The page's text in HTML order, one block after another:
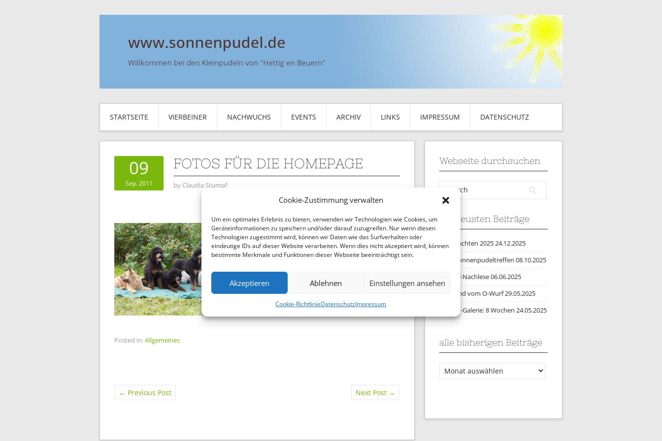
Cookie-Zustimmung verwalten
Um ein optimales Erlebnis zu bieten, verwenden wir Technologien wie Cookies, um
Geräteinformationen zu speichern und/oder darauf zuzugreifen. Nur wenn diesen
Technologien zugestimmt wird, können wir Daten wie das Surfverhalten oder
eindeutige IDs auf dieser Website verarbeiten. Wenn dies nicht akzeptiert wird, können
bestimmte Merkmale und Funktionen dieser Webseite beeinträchtigt sein.
Akzeptieren Ablehnen Einstellungen ansehen
Cookie-RichtlinieDatenschutzImpressum
STARTSEITE VIERBEINER NACHWUCHS EVENTS ARCHIV LINKS IMPRESSUM DATENSCHUTZ
09
Sep. 2011
FOTOS FÜR DIE HOMEPAGE
by Claudia Stumpf
Es war anstrengend. Das Gras nass (also eine
Decke für Lambada nötig), die beiden Kleinen
mit Hummeln im Hintern, und wenn sie mal
still waren, hat jemand anders in die falsche
Richtung geschaut……
Aber immerhin haben wir einige Bilder mit
allen Fünfen und auch einige nette
Einzelaufnahmen.
Posted in:Allgemeines
← Previous Post Next Post →
Webseite durchsuchen
die neusten Beiträge
Weihnachten 202524.12.2025
2025 Sonnenpudeltreffen 08.10.2025
O-Wurf-Nachlese06.06.2025
Abschied vom O-Wurf29.05.2025
O-Wurf-Galerie: 8 Wochen 24.05.2025
alle bisherigen Beiträge
alle
bisherigen